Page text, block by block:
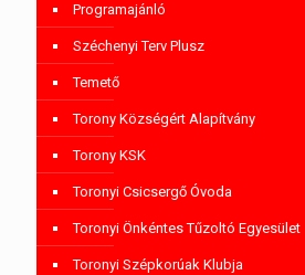
Programajánló
Széchenyi Terv Plusz
Temető
Torony Községért Alapítvány
Torony KSK
Toronyi Csicsergő Óvoda
Toronyi Önkéntes Tűzoltó Egyesület
Toronyi Szépkorúak Klubja